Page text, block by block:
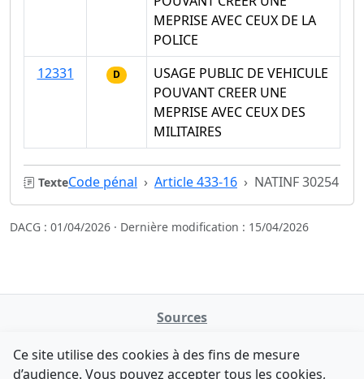
MEPRISE AVEC CEUX DE LA
POLICE
12331
D
USAGE PUBLIC DE VEHICULE
POUVANT CREER UNE
MEPRISE AVEC CEUX DES
MILITAIRES
TexteCode pénal Article 433-16 NATINF 30254
DACG : 01/04/2026 · Dernière modification : 15/04/2026
Sources
data.gouv.fr
Ce site utilise des cookies à des fins de mesure
d’audience. Vous pouvez accepter tous les cookies,